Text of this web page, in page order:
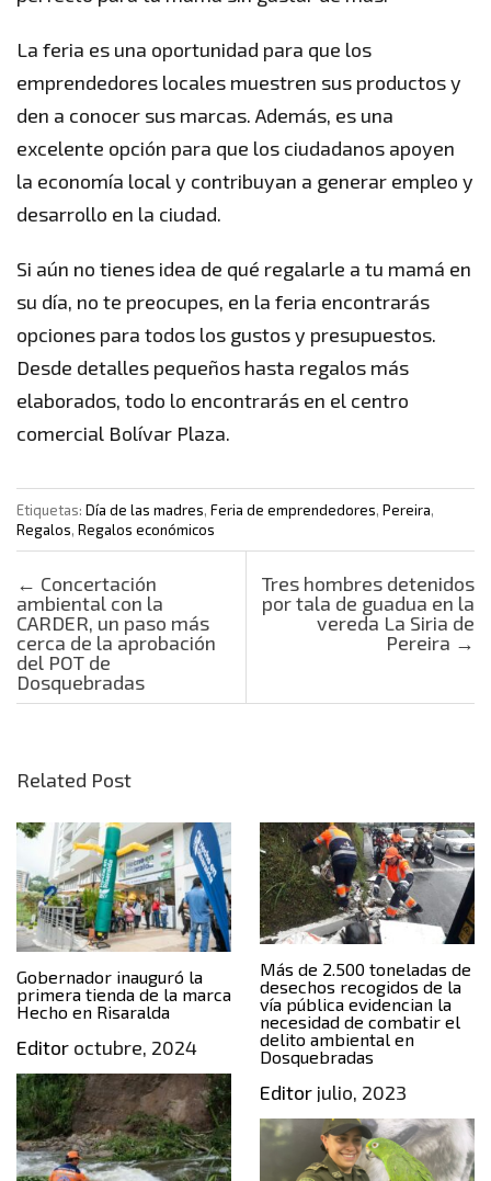
La feria es una oportunidad para que los
emprendedores locales muestren sus productos y
den a conocer sus marcas. Además, es una
excelente opción para que los ciudadanos apoyen
la economía local y contribuyan a generar empleo y
desarrollo en la ciudad.
Si aún no tienes idea de qué regalarle a tu mamá en
su día, no te preocupes, en la feria encontrarás
opciones para todos los gustos y presupuestos.
Desde detalles pequeños hasta regalos más
elaborados, todo lo encontrarás en el centro
comercial Bolívar Plaza.
Etiquetas: Día de las madres, Feria de emprendedores, Pereira,
Regalos, Regalos económicos
Post navigation
← Concertación
ambiental con la
CARDER, un paso más
cerca de la aprobación
del POT de
Dosquebradas
Tres hombres detenidos
por tala de guadua en la
vereda La Siria de
Pereira →
Related Post
Gobernador inauguró la
primera tienda de la marca
Hecho en Risaralda
Editor octubre, 2024
Más de 2.500 toneladas de
desechos recogidos de la
vía pública evidencian la
necesidad de combatir el
delito ambiental en
Dosquebradas
Editorjulio, 2023